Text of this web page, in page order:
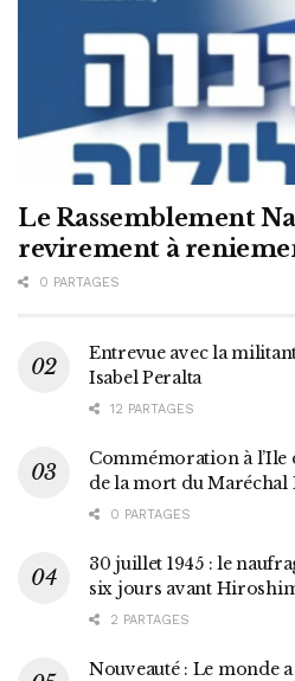
Le Rassemblement
revirement à
0 PARTAGES
Entrevue avec la
Isabel Peralta
12 PARTAGES
Commémoration à l’Ile
de la mort du Maréchal
0 PARTAGES
30 juillet 1945 : le
six jours avant
2 PARTAGES
Nouveauté : Le monde